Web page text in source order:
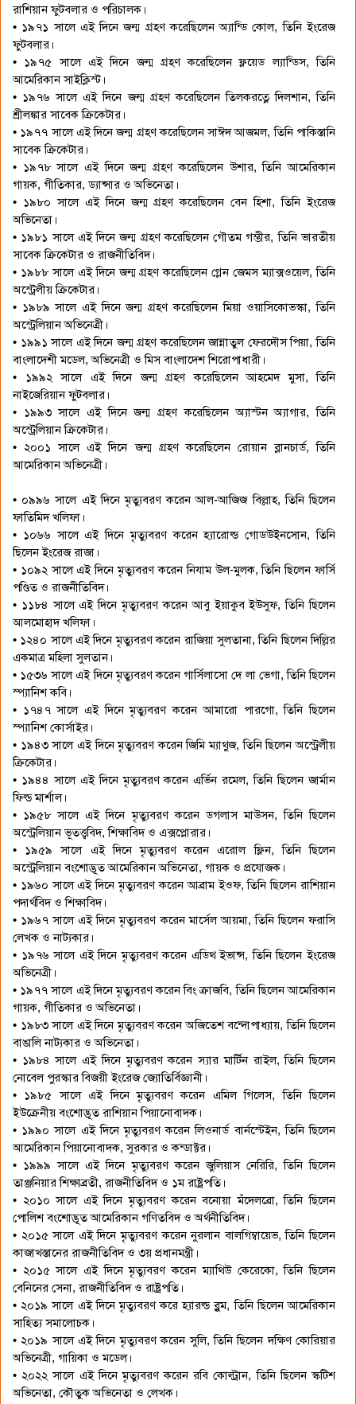
রাশিয়ান ফুটবলার ও পরিচালক।
• ১৯৭১ সালে এই দিনে জন্ম গ্রহণ করেছিলেন অ্যান্ডি কোল, তিনি ইংরেজ
ফুটবলার।
• ১৯৭৫ সালে এই দিনে জন্ম গ্রহণ করেছিলেন ফ্লয়েড ল্যান্ডিস, তিনি
আমেরিকান সাইক্লিস্ট।
• ১৯৭৬ সালে এই দিনে জন্ম গ্রহণ করেছিলেন তিলকরত্নে দিলশান, তিনি
শ্রীলঙ্কার সাবেক ক্রিকেটার।
• ১৯৭৭ সালে এই দিনে জন্ম গ্রহণ করেছিলেন সাঈদ আজমল, তিনি পাকিস্তানি
সাবেক ক্রিকেটার।
• ১৯৭৮ সালে এই দিনে জন্ম গ্রহণ করেছিলেন উশার, তিনি আমেরিকান
গায়ক, গীতিকার, ড্যান্সার ও অভিনেতা।
• ১৯৮০ সালে এই দিনে জন্ম গ্রহণ করেছিলেন বেন হিশা, তিনি ইংরেজ
অভিনেতা।
• ১৯৮১ সালে এই দিনে জন্ম গ্রহণ করেছিলেন গৌতম গম্ভীর, তিনি ভারতীয়
সাবেক ক্রিকেটার ও রাজনীতিবিদ।
• ১৯৮৮ সালে এই দিনে জন্ম গ্রহণ করেছিলেন গ্লেন জেমস ম্যাক্সওয়েল, তিনি
অস্ট্রেলীয় ক্রিকেটার।
• ১৯৮৯ সালে এই দিনে জন্ম গ্রহণ করেছিলেন মিয়া ওয়াসিকোভস্কা, তিনি
অস্ট্রেলিয়ান অভিনেত্রী।
• ১৯৯১ সালে এই দিনে জন্ম গ্রহণ করেছিলেন জান্নাতুল ফেরদৌস পিয়া, তিনি
বাংলাদেশী মডেল, অভিনেত্রী ও মিস বাংলাদেশ শিরোপাধারী।
• ১৯৯২ সালে এই দিনে জন্ম গ্রহণ করেছিলেন আহমেদ মুসা, তিনি
নাইজেরিয়ান ফুটবলার।
• ১৯৯৩ সালে এই দিনে জন্ম গ্রহণ করেছিলেন অ্যাস্টন অ্যাগার, তিনি
অস্ট্রেলিয়ান ক্রিকেটার।
• ২০০১ সালে এই দিনে জন্ম গ্রহণ করেছিলেন রোয়ান ব্লানচার্ড, তিনি
আমেরিকান অভিনেত্রী।
• ০৯৯৬ সালে এই দিনে মৃত্যুবরণ করেন আল-আজিজ বিল্লাহ, তিনি ছিলেন
ফাতিমিদ খলিফা।
• ১০৬৬ সালে এই দিনে মৃত্যুবরণ করেন হ্যারোল্ড গোডউইনসোন, তিনি
ছিলেন ইংরেজ রাজা।
• ১০৯২ সালে এই দিনে মৃত্যুবরণ করেন নিযাম উল-মুলক, তিনি ছিলেন ফার্সি
পণ্ডিত ও রাজনীতিবিদ।
• ১১৮৪ সালে এই দিনে মৃত্যুবরণ করেন আবু ইয়াকুব ইউসুফ, তিনি ছিলেন
আলমোহাদ খলিফা।
• ১২৪০ সালে এই দিনে মৃত্যুবরণ করেন রাজিয়া সুলতানা, তিনি ছিলেন দিল্লির
একমাত্র মহিলা সুলতান।
• ১৫৩৬ সালে এই দিনে মৃত্যুবরণ করেন গার্সিলাসো দে লা ভেগা, তিনি ছিলেন
স্প্যানিশ কবি।
• ১৭৪৭ সালে এই দিনে মৃত্যুবরণ করেন আমারো পারগো, তিনি ছিলেন
স্প্যানিশ কোর্সাইর।
• ১৯৪৩ সালে এই দিনে মৃত্যুবরণ করেন জিমি ম্যাথুজ, তিনি ছিলেন অস্ট্রেলীয়
ক্রিকেটার।
• ১৯৪৪ সালে এই দিনে মৃত্যুবরণ করেন এর্ভিন রমেল, তিনি ছিলেন জার্মান
ফিল্ড মার্শাল।
• ১৯৫৮ সালে এই দিনে মৃত্যুবরণ করেন ডগলাস মাউসন, তিনি ছিলেন
অস্ট্রেলিয়ান ভূতত্ত্ববিদ, শিক্ষাবিদ ও এক্সপ্লোরার।
• ১৯৫৯ সালে এই দিনে মৃত্যুবরণ করেন এরোল ফ্লিন, তিনি ছিলেন
অস্ট্রেলিয়ান বংশোদ্ভূত আমেরিকান অভিনেতা, গায়ক ও প্রযোজক।
• ১৯৬০ সালে এই দিনে মৃত্যুবরণ করেন আব্রাম ইওফ, তিনি ছিলেন রাশিয়ান
পদার্থবিদ ও শিক্ষাবিদ।
• ১৯৬৭ সালে এই দিনে মৃত্যুবরণ করেন মার্সেল আয়মা, তিনি ছিলেন ফরাসি
লেখক ও নাট্যকার।
• ১৯৭৬ সালে এই দিনে মৃত্যুবরণ করেন এডিথ ইভান্স, তিনি ছিলেন ইংরেজ
অভিনেত্রী।
• ১৯৭৭ সালে এই দিনে মৃত্যুবরণ করেন বিং ক্রাজবি, তিনি ছিলেন আমেরিকান
গায়ক, গীতিকার ও অভিনেতা।
• ১৯৮৩ সালে এই দিনে মৃত্যুবরণ করেন অজিতেশ বন্দোপাধ্যায়, তিনি ছিলেন
বাঙালি নাট্যকার ও অভিনেতা।
• ১৯৮৪ সালে এই দিনে মৃত্যুবরণ করেন স্যার মার্টিন রাইল, তিনি ছিলেন
নোবেল পুরস্কার বিজয়ী ইংরেজ জ্যোতির্বিজ্ঞানী।
• ১৯৮৫ সালে এই দিনে মৃত্যুবরণ করেন এমিল গিলেস, তিনি ছিলেন
ইউক্রেনীয় বংশোদ্ভূত রাশিয়ান পিয়ানোবাদক।
• ১৯৯০ সালে এই দিনে মৃত্যুবরণ করেন লিওনার্ড বার্নস্টেইন, তিনি ছিলেন
আমেরিকান পিয়ানোবাদক, সুরকার ও কন্ডাক্টর।
• ১৯৯৯ সালে এই দিনে মৃত্যুবরণ করেন জুলিয়াস নেরিরি, তিনি ছিলেন
তাঞ্জনিয়ার শিক্ষাব্রতী, রাজনীতিবিদ ও ১ম রাষ্ট্রপতি।
• ২০১০ সালে এই দিনে মৃত্যুবরণ করেন বনোয়া মঁদেলব্রো, তিনি ছিলেন
পোলিশ বংশোদ্ভূত আমেরিকান গণিতবিদ ও অর্থনীতিবিদ।
• ২০১৫ সালে এই দিনে মৃত্যুবরণ করেন নুরলান বালগিম্বায়েভ, তিনি ছিলেন
কাজাখস্তানের রাজনীতিবিদ ও ৩য় প্রধানমন্ত্রী।
• ২০১৫ সালে এই দিনে মৃত্যুবরণ করেন ম্যাথিউ কেরেকো, তিনি ছিলেন
বেনিনের সেনা, রাজনীতিবিদ ও রাষ্ট্রপতি।
• ২০১৯ সালে এই দিনে মৃত্যুবরণ করে হ্যারল্ড ব্লুম, তিনি ছিলেন আমেরিকান
সাহিত্য সমালোচক।
• ২০১৯ সালে এই দিনে মৃত্যুবরণ করেন সুলি, তিনি ছিলেন দক্ষিণ কোরিয়ার
অভিনেত্রী, গায়িকা ও মডেল।
• ২০২২ সালে এই দিনে মৃত্যুবরণ করেন রবি কোল্ট্রান, তিনি ছিলেন স্কটিশ
অভিনেতা, কৌতুক অভিনেতা ও লেখক।